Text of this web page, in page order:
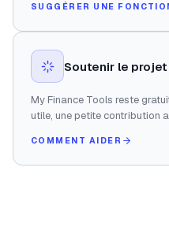
SUGGÉRER UNE
Soutenir le projet
My Finance Tools reste
utile, une petite contribution
COMMENT AIDER